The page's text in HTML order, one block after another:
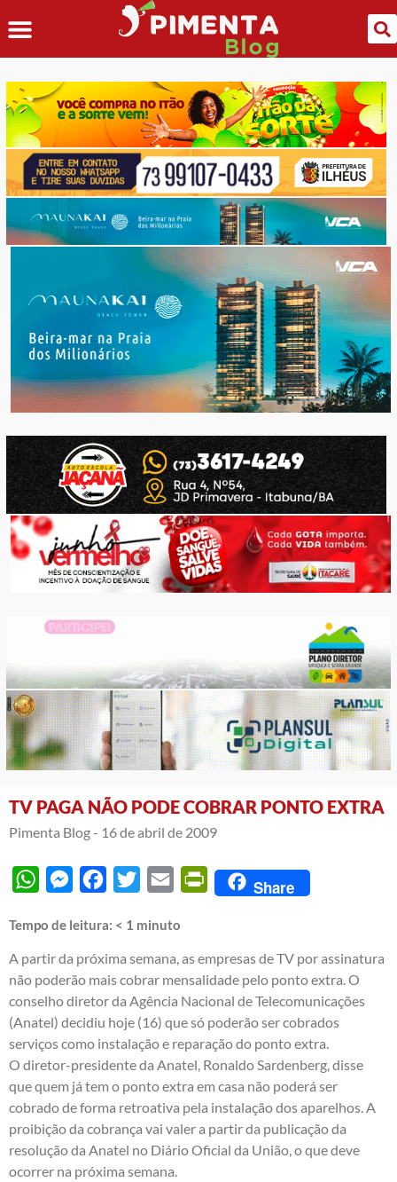
TV PAGA NÃO PODE COBRAR PONTO EXTRA
Pimenta Blog - 16 de abril de 2009
WhatsAppMessengerFacebook
Twitter Email PrintFriendly
Share
Tempo de leitura: < 1 minuto
A partir da próxima semana, as empresas de TV por assinatura
não poderão mais cobrar mensalidade pelo ponto extra. O
conselho diretor da Agência Nacional de Telecomunicações
(Anatel) decidiu hoje (16) que só poderão ser cobrados
serviços como instalação e reparação do ponto extra.
O diretor-presidente da Anatel, Ronaldo Sardenberg, disse
que quem já tem o ponto extra em casa não poderá ser
cobrado de forma retroativa pela instalação dos aparelhos. A
proibição da cobrança vai valer a partir da publicação da
resolução da Anatel no Diário Oficial da União, o que deve
ocorrer na próxima semana.